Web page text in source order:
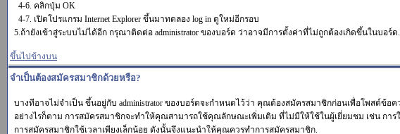
4-6. คลิกปุ่ม OK
4-7. เปิดโปรแกรม Internet Explorer ขึ้นมาทดลอง log in ดูใหม่อีกรอบ
5.ถ้ายังเข้าสู่ระบบไม่ได้อีก กรุณาติดต่อ administrator ของบอร์ด ว่าอาจมีการตั้งค่าที่ไม่ถูกต้องเกิดขึ้นในบอร์ด.
ขึ้นไปข้างบน
จำเป็นต้องสมัครสมาชิกด้วยหรือ?
บางทีอาจไม่จำเป็น ขึ้นอยู่กับ administrator ของบอร์ดจะกำหนดไว้ว่า คุณต้องสมัครสมาชิกก่อนเพื่อโพสต์ข้อค
อย่างไรก็ตาม การสมัครสมาชิกจะทำให้คุณสามารถใช้คุณลักษณะเพิ่มเติม ที่ไม่มีให้ใช้ในผู้เยี่ยมชม เช่น การ
การสมัครสมาชิกใช้เวลาเพียงเล็กน้อย ดังนั้นจึงแนะนำให้คุณควรทำการสมัครสมาชิก.